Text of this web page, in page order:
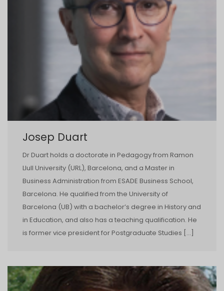
Josep Duart
Dr Duart holds a doctorate in Pedagogy from Ramon
Llull University (URL), Barcelona, and a Master in
Business Administration from ESADE Business School,
Barcelona. He qualified from the University of
Barcelona (UB) with a bachelor’s degree in History and
in Education, and also has a teaching qualification. He
is former vice president for Postgraduate Studies […]